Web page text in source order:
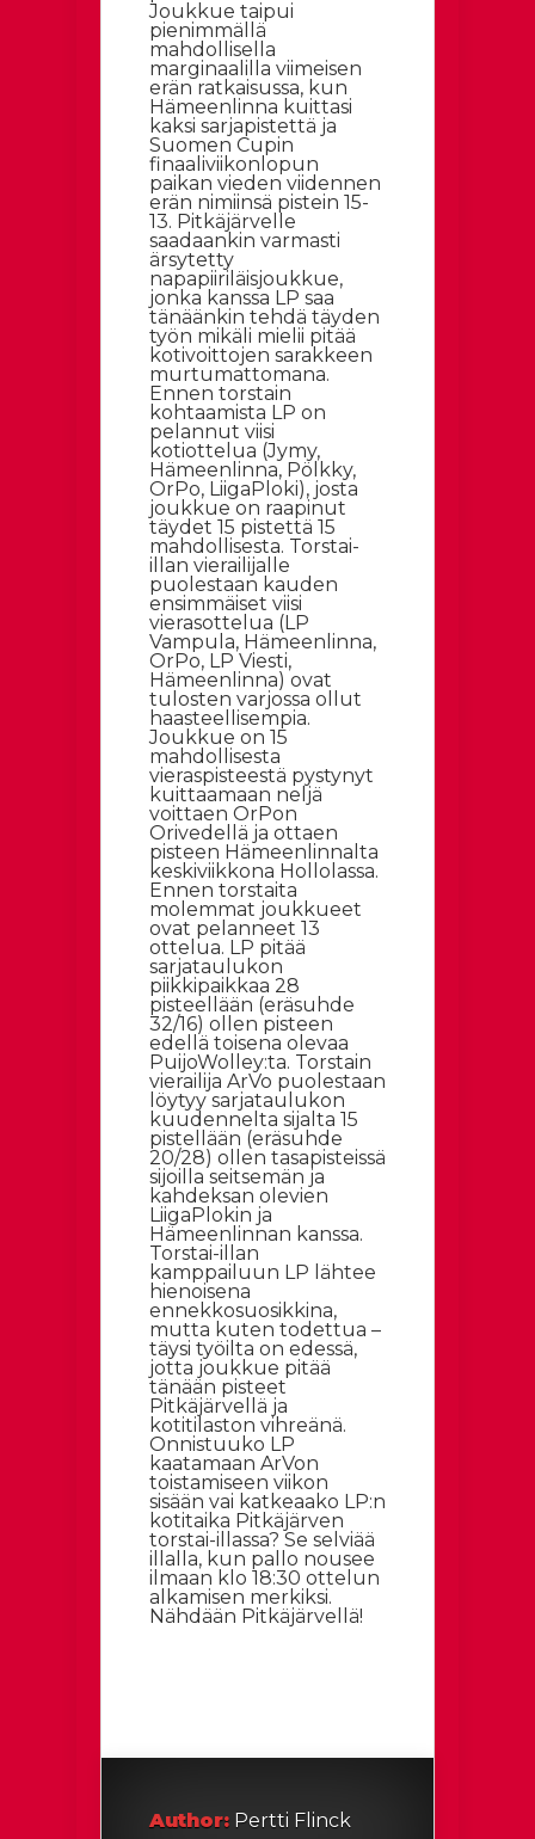
Joukkue taipui
pienimmällä
mahdollisella
marginaalilla viimeisen
erän ratkaisussa, kun
Hämeenlinna kuittasi
kaksi sarjapistettä ja
Suomen Cupin
finaaliviikonlopun
paikan vieden viidennen
erän nimiinsä pistein 15-
13. Pitkäjärvelle
saadaankin varmasti
ärsytetty
napapiiriläisjoukkue,
jonka kanssa LP saa
tänäänkin tehdä täyden
työn mikäli mielii pitää
kotivoittojen sarakkeen
murtumattomana.
Ennen torstain
kohtaamista LP on
pelannut viisi
kotiottelua (Jymy,
Hämeenlinna, Pölkky,
OrPo, LiigaPloki), josta
joukkue on raapinut
täydet 15 pistettä 15
mahdollisesta. Torstai-
illan vierailijalle
puolestaan kauden
ensimmäiset viisi
vierasottelua (LP
Vampula, Hämeenlinna,
OrPo, LP Viesti,
Hämeenlinna) ovat
tulosten varjossa ollut
haasteellisempia.
Joukkue on 15
mahdollisesta
vieraspisteestä pystynyt
kuittaamaan neljä
voittaen OrPon
Orivedellä ja ottaen
pisteen Hämeenlinnalta
keskiviikkona Hollolassa.
Ennen torstaita
molemmat joukkueet
ovat pelanneet 13
ottelua. LP pitää
sarjataulukon
piikkipaikkaa 28
pisteellään (eräsuhde
32/16) ollen pisteen
edellä toisena olevaa
PuijoWolley:ta. Torstain
vierailija ArVo puolestaan
löytyy sarjataulukon
kuudennelta sijalta 15
pistellään (eräsuhde
20/28) ollen tasapisteissä
sijoilla seitsemän ja
kahdeksan olevien
LiigaPlokin ja
Hämeenlinnan kanssa.
Torstai-illan
kamppailuun LP lähtee
hienoisena
ennekkosuosikkina,
mutta kuten todettua –
täysi työilta on edessä,
jotta joukkue pitää
tänään pisteet
Pitkäjärvellä ja
kotitilaston vihreänä.
Onnistuuko LP
kaatamaan ArVon
toistamiseen viikon
sisään vai katkeaako LP:n
kotitaika Pitkäjärven
torstai-illassa? Se selviää
illalla, kun pallo nousee
ilmaan klo 18:30 ottelun
alkamisen merkiksi.
Nähdään Pitkäjärvellä!
Author: Pertti Flinck